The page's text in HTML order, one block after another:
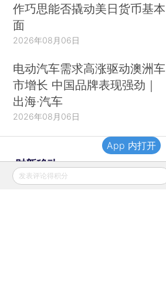
作巧思能否撬动美日货币基本
面
2026年08月06日
电动汽车需求高涨驱动澳洲车
市增长 中国品牌表现强劲｜
出海·汽车
2026年08月06日
财新移动
发表评论得积分
App 内打开